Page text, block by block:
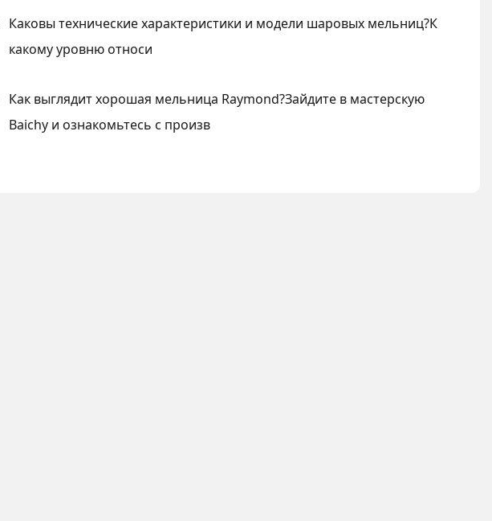
Каковы технические характеристики и модели шаровых мельниц?К
какому уровню относи
Как выглядит хорошая мельница Raymond?Зайдите в мастерскую
Baichy и ознакомьтесь с произв